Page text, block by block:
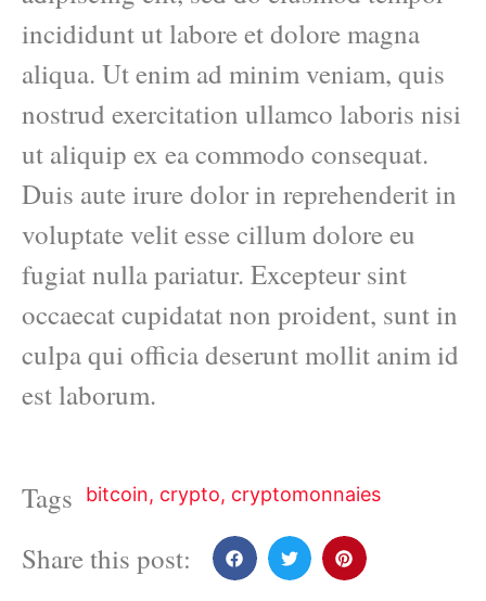
incididunt ut labore et dolore magna
aliqua. Ut enim ad minim veniam, quis
nostrud exercitation ullamco laboris nisi
ut aliquip ex ea commodo consequat.
Duis aute irure dolor in reprehenderit in
voluptate velit esse cillum dolore eu
fugiat nulla pariatur. Excepteur sint
occaecat cupidatat non proident, sunt in
culpa qui officia deserunt mollit anim id
est laborum.
Tags bitcoin, crypto, cryptomonnaies
Share this post: